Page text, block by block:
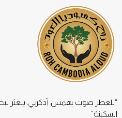
“للعطر صوت يهمس، أذكرني. يبعثر نبض
السكينة”